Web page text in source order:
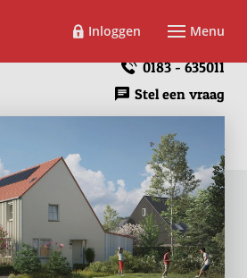
Inloggen Menu
0183 - 635011
Stel een vraag